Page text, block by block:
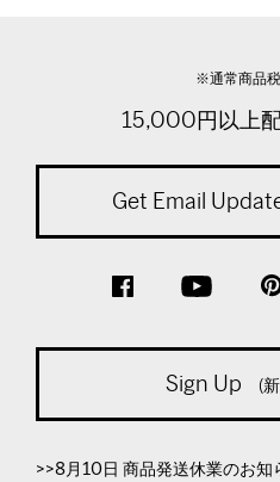
※通常商品
15,000円以上
Get Email
Sign Up (新
>>8月10日 商品発送休業のお知